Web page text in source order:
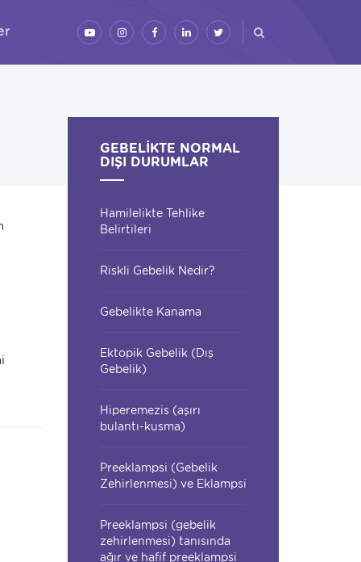
GEBELIKTE NORMAL
DIŞI DURUMLAR
Hamilelikte Tehlike
Belirtileri
Riskli Gebelik Nedir?
Gebelikte Kanama
Ektopik Gebelik (Dış
Gebelik)
Hiperemezis (aşırı
bulantı-kusma)
Preeklampsi (Gebelik
Zehirlenmesi) ve Eklampsi
Preeklampsi (gebelik
zehirlenmesi) tanısında
ağır ve hafif preeklampsi